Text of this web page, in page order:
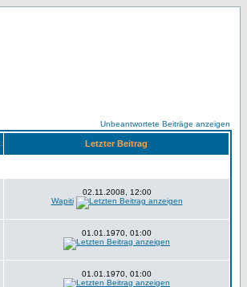
Unbeantwortete Beiträge anzeigen
Letzter Beitrag
02.11.2008, 12:00
Wapiti
01.01.1970, 01:00
01.01.1970, 01:00